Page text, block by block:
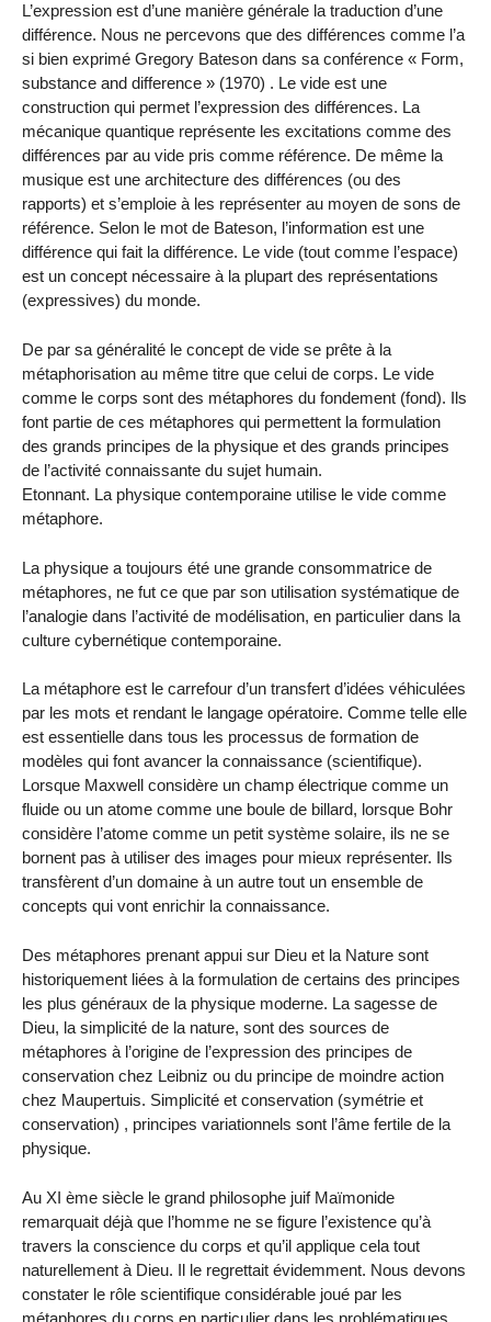
L’expression est d’une manière générale la traduction d’une
différence. Nous ne percevons que des différences comme l’a
si bien exprimé Gregory Bateson dans sa conférence « Form,
substance and difference » (1970) . Le vide est une
construction qui permet l’expression des différences. La
mécanique quantique représente les excitations comme des
différences par au vide pris comme référence. De même la
musique est une architecture des différences (ou des
rapports) et s’emploie à les représenter au moyen de sons de
référence. Selon le mot de Bateson, l’information est une
différence qui fait la différence. Le vide (tout comme l’espace)
est un concept nécessaire à la plupart des représentations
(expressives) du monde.
De par sa généralité le concept de vide se prête à la
métaphorisation au même titre que celui de corps. Le vide
comme le corps sont des métaphores du fondement (fond). Ils
font partie de ces métaphores qui permettent la formulation
des grands principes de la physique et des grands principes
de l’activité connaissante du sujet humain.
Etonnant. La physique contemporaine utilise le vide comme
métaphore.
La physique a toujours été une grande consommatrice de
métaphores, ne fut ce que par son utilisation systématique de
l’analogie dans l’activité de modélisation, en particulier dans la
culture cybernétique contemporaine.
La métaphore est le carrefour d’un transfert d’idées véhiculées
par les mots et rendant le langage opératoire. Comme telle elle
est essentielle dans tous les processus de formation de
modèles qui font avancer la connaissance (scientifique).
Lorsque Maxwell considère un champ électrique comme un
fluide ou un atome comme une boule de billard, lorsque Bohr
considère l’atome comme un petit système solaire, ils ne se
bornent pas à utiliser des images pour mieux représenter. Ils
transfèrent d’un domaine à un autre tout un ensemble de
concepts qui vont enrichir la connaissance.
Des métaphores prenant appui sur Dieu et la Nature sont
historiquement liées à la formulation de certains des principes
les plus généraux de la physique moderne. La sagesse de
Dieu, la simplicité de la nature, sont des sources de
métaphores à l’origine de l’expression des principes de
conservation chez Leibniz ou du principe de moindre action
chez Maupertuis. Simplicité et conservation (symétrie et
conservation) , principes variationnels sont l’âme fertile de la
physique.
Au XI ème siècle le grand philosophe juif Maïmonide
remarquait déjà que l’homme ne se figure l’existence qu’à
travers la conscience du corps et qu’il applique cela tout
naturellement à Dieu. Il le regrettait évidemment. Nous devons
constater le rôle scientifique considérable joué par les
métaphores du corps en particulier dans les problématiques